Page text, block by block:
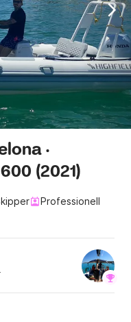
·
(2021)
Professionell